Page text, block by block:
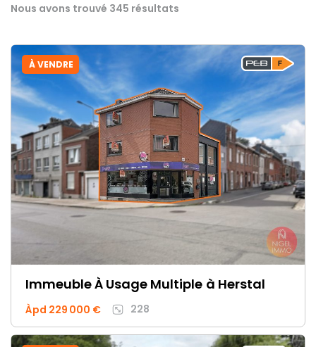
Nous avons trouvé 345 résultats
À VENDRE
Immeuble À Usage Multiple à Herstal
Àpd 229 000 € 228